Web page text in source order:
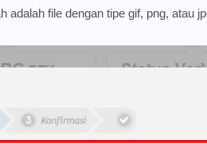
adalah file dengan tipe gif, png, atau